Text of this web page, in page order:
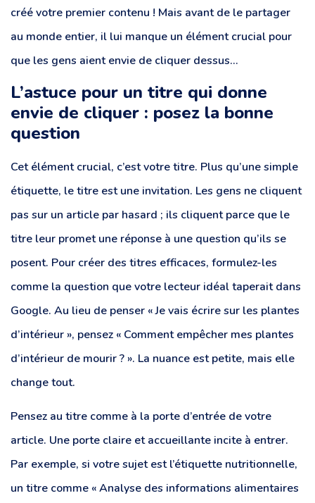
créé votre premier contenu ! Mais avant de le partager
au monde entier, il lui manque un élément crucial pour
que les gens aient envie de cliquer dessus…
L’astuce pour un titre qui donne
envie de cliquer : posez la bonne
question
Cet élément crucial, c’est votre titre. Plus qu’une simple
étiquette, le titre est une invitation. Les gens ne cliquent
pas sur un article par hasard ; ils cliquent parce que le
titre leur promet une réponse à une question qu’ils se
posent. Pour créer des titres efficaces, formulez-les
comme la question que votre lecteur idéal taperait dans
Google. Au lieu de penser « Je vais écrire sur les plantes
d’intérieur », pensez « Comment empêcher mes plantes
d’intérieur de mourir ? ». La nuance est petite, mais elle
change tout.
Pensez au titre comme à la porte d’entrée de votre
article. Une porte claire et accueillante incite à entrer.
Par exemple, si votre sujet est l’étiquette nutritionnelle,
un titre comme « Analyse des informations alimentaires